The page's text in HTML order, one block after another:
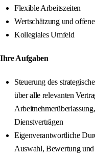
Flexible Arbeitszeiten
Wertschätzung und
Kollegiales Umfeld
Ihre Aufgaben
Steuerung des
über alle relevanten
Dienstverträgen
Eigenverantwortliche
Auswahl, Bewertung